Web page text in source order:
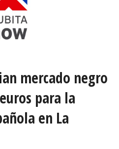
mercado negro
para la
en La